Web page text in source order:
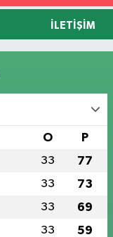
İLETIŞIM
O P
33 77
33 73
33 69
33 59